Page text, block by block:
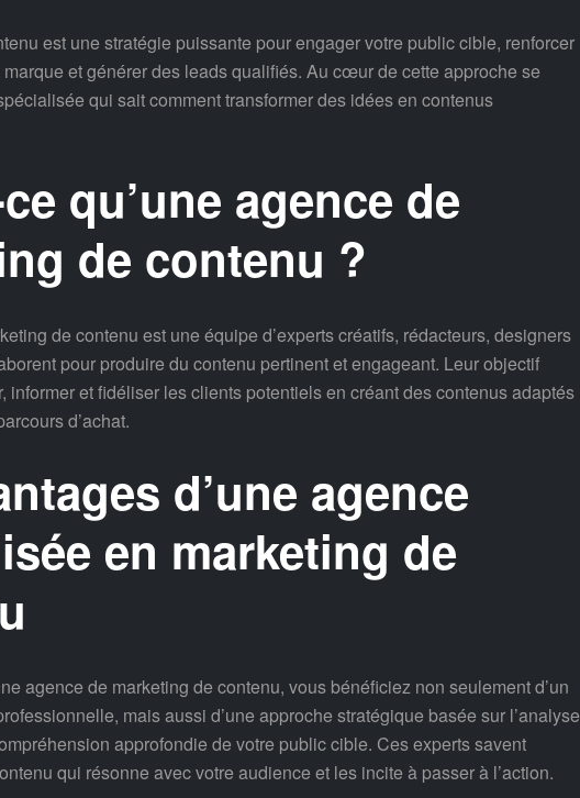
est une stratégie puissante pour engager votre public cible, renforcer
et générer des leads qualifiés. Au cœur de cette approche se
qui sait comment transformer des idées en contenus
qu’une agence de
de contenu ?
de contenu est une équipe d’experts créatifs, rédacteurs, designers
pour produire du contenu pertinent et engageant. Leur objectif
informer et fidéliser les clients potentiels en créant des contenus adaptés
d’achat.
d’une agence
en marketing de
agence de marketing de contenu, vous bénéficiez non seulement d’un
mais aussi d’une approche stratégique basée sur l’analyse
approfondie de votre public cible. Ces experts savent
qui résonne avec votre audience et les incite à passer à l’action.